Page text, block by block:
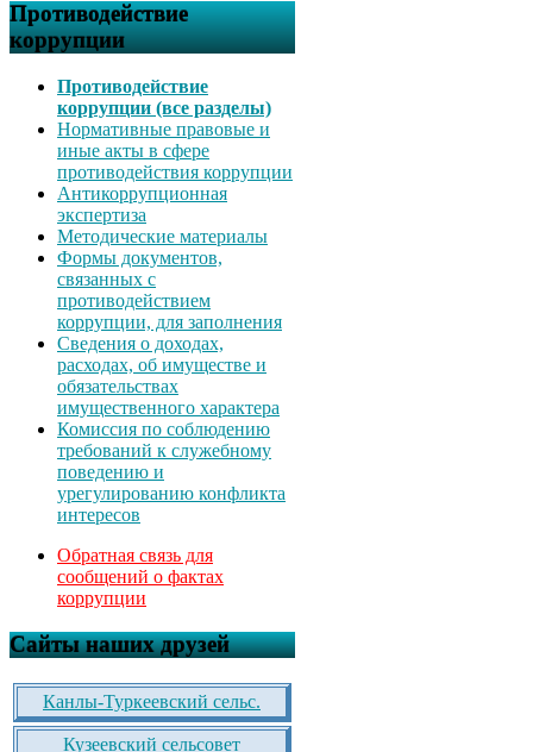
Противодействие
коррупции
Противодействие
коррупции (все разделы)
Нормативные правовые и
иные акты в сфере
противодействия коррупции
Антикоррупционная
экспертиза
Методические материалы
Формы документов,
связанных с
противодействием
коррупции, для заполнения
Сведения о доходах,
расходах, об имуществе и
обязательствах
имущественного характера
Комиссия по соблюдению
требований к служебному
поведению и
урегулированию конфликта
интересов
Обратная связь для
сообщений о фактах
коррупции
Сайты наших друзей
Канлы-Туркеевский сельс.
Кузеевский сельсовет